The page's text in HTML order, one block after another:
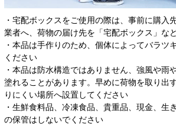
・宅配ボックスをご使用の際は、事前に購入
業者へ、荷物の届け先を「宅配ボックス」な
・本品は手作りのため、個体によってバラツ
ください
・本品は防水構造ではありません、強風や雨
塗れることがあります。早めに荷物を取り出
りにくい場所へ設置してください
・生鮮食料品、冷凍食品、貴重品、現金、生
の保管はしないでください